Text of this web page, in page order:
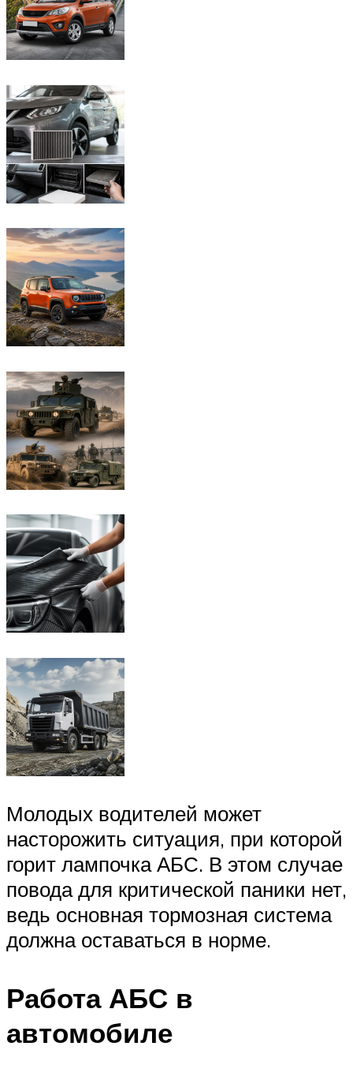
Молодых водителей может
насторожить ситуация, при которой
горит лампочка АБС. В этом случае
повода для критической паники нет,
ведь основная тормозная система
должна оставаться в норме.
Работа АБС в
автомобиле